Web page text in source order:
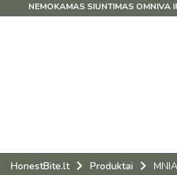
NEMOKAMAS SIUNTIMAS OMNIVA
HonestBite.lt Produktai